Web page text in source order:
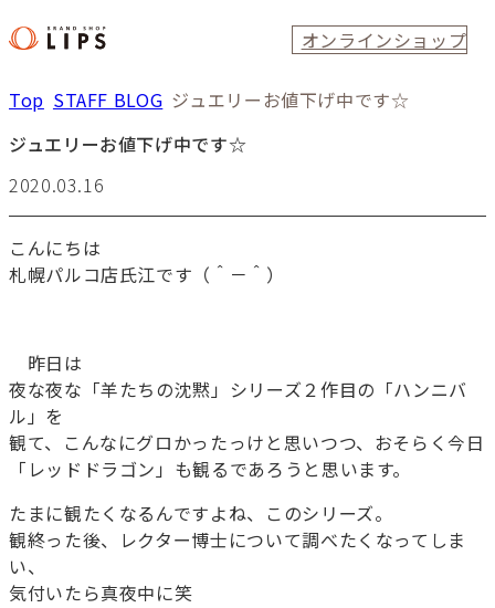
オンラインショップ
Top STAFF BLOG ジュエリーお値下げ中です☆
ジュエリーお値下げ中です☆
2020.03.16
こんにちは
札幌パルコ店氏江です（＾－＾）
昨日は
夜な夜な「羊たちの沈黙」シリーズ２作目の「ハンニバ
ル」を
観て、こんなにグロかったっけと思いつつ、おそらく今日
「レッドドラゴン」も観るであろうと思います。
たまに観たくなるんですよね、このシリーズ。
観終った後、レクター博士について調べたくなってしま
い、
気付いたら真夜中に笑